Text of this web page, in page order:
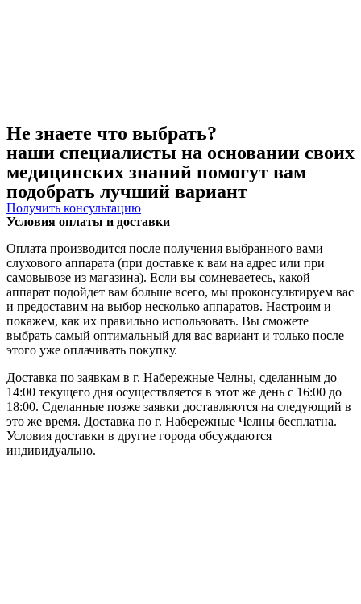
Не знаете что выбрать?
наши специалисты на основании своих
медицинских знаний помогут вам
подобрать лучший вариант
Получить консультацию
Условия оплаты и доставки
Оплата производится после получения выбранного вами
слухового аппарата (при доставке к вам на адрес или при
самовывозе из магазина). Если вы сомневаетесь, какой
аппарат подойдет вам больше всего, мы проконсультируем вас
и предоставим на выбор несколько аппаратов. Настроим и
покажем, как их правильно использовать. Вы сможете
выбрать самый оптимальный для вас вариант и только после
этого уже оплачивать покупку.
Доставка по заявкам в г. Набережные Челны, сделанным до
14:00 текущего дня осуществляется в этот же день с 16:00 до
18:00. Сделанные позже заявки доставляются на следующий в
это же время. Доставка по г. Набережные Челны бесплатна.
Условия доставки в другие города обсуждаются
индивидуально.